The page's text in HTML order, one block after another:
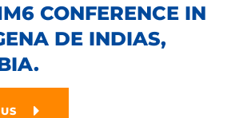
CONFERENCE IN
DE INDIAS,